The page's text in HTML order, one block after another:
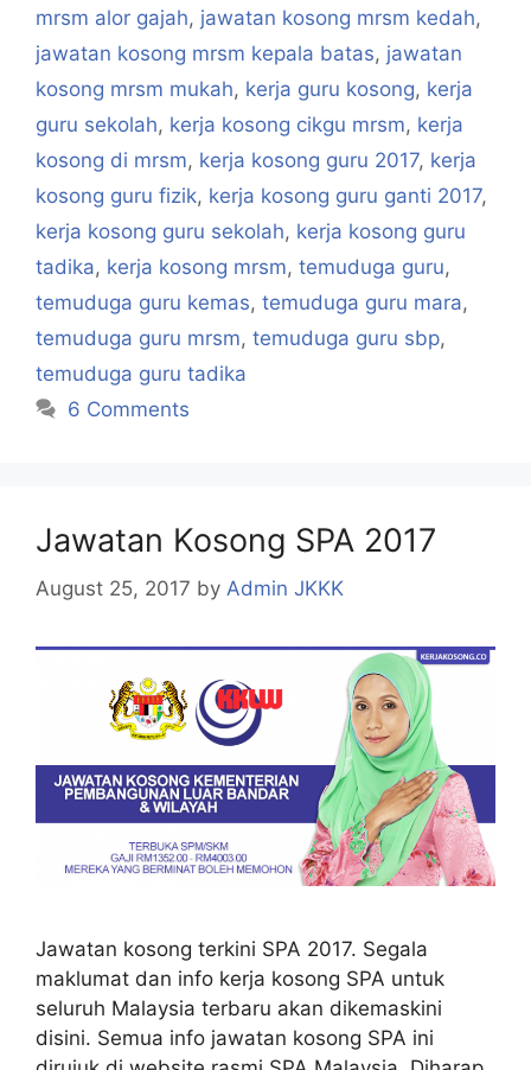
mrsm alor gajah, jawatan kosong mrsm kedah,
jawatan kosong mrsm kepala batas, jawatan
kosong mrsm mukah, kerja guru kosong, kerja
guru sekolah, kerja kosong cikgu mrsm, kerja
kosong di mrsm, kerja kosong guru 2017, kerja
kosong guru fizik, kerja kosong guru ganti 2017,
kerja kosong guru sekolah, kerja kosong guru
tadika, kerja kosong mrsm, temuduga guru,
temuduga guru kemas, temuduga guru mara,
temuduga guru mrsm, temuduga guru sbp,
temuduga guru tadika
6 Comments
Jawatan Kosong SPA 2017
August 25, 2017 by Admin JKKK
Jawatan kosong terkini SPA 2017. Segala
maklumat dan info kerja kosong SPA untuk
seluruh Malaysia terbaru akan dikemaskini
disini. Semua info jawatan kosong SPA ini